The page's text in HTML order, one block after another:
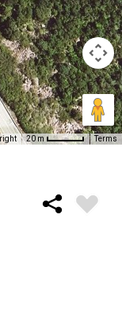
20 m Terms